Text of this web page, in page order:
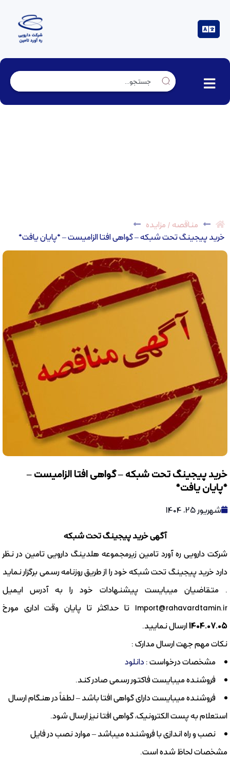
مناقصه / مزایده
خرید پیجینگ تحت شبکه – گواهی افتا الزامیست – *پایان یافت*
خرید پیجینگ تحت شبکه – گواهی افتا الزامیست –
*پایان یافت*
شهریور 25, 1404
آگهی خرید پیجینگ تحت شبکه
شرکت دارویی ره آورد تامین زیرمجموعه هلدینگ دارویی تامین در نظر
دارد خرید پیجینگ تحت شبکه خود را از طریق روزنامه رسمی برگزار نماید
. متقاضیان میبایست پیشنهادات خود را به آدرس ایمیل
Import@rahavardtamin.ir تا حداکثر تا پایان وقت اداری مورخ
1404.07.05ارسال نمایید.
نکات مهم جهت ارسال مدارک :
مشخصات درخواست : دانلود
فروشنده میبایست فاکتور رسمی صادر کند.
فروشنده میبایست دارای گواهی افتا باشد – لطفاً در هنگام ارسال
استعلام به پست الکترونیک، گواهی افتا نیز ارسال شود.
نصب و راه اندازی با فروشنده میباشد – موارد نصب در فایل
مشخصات لحاظ شده است.